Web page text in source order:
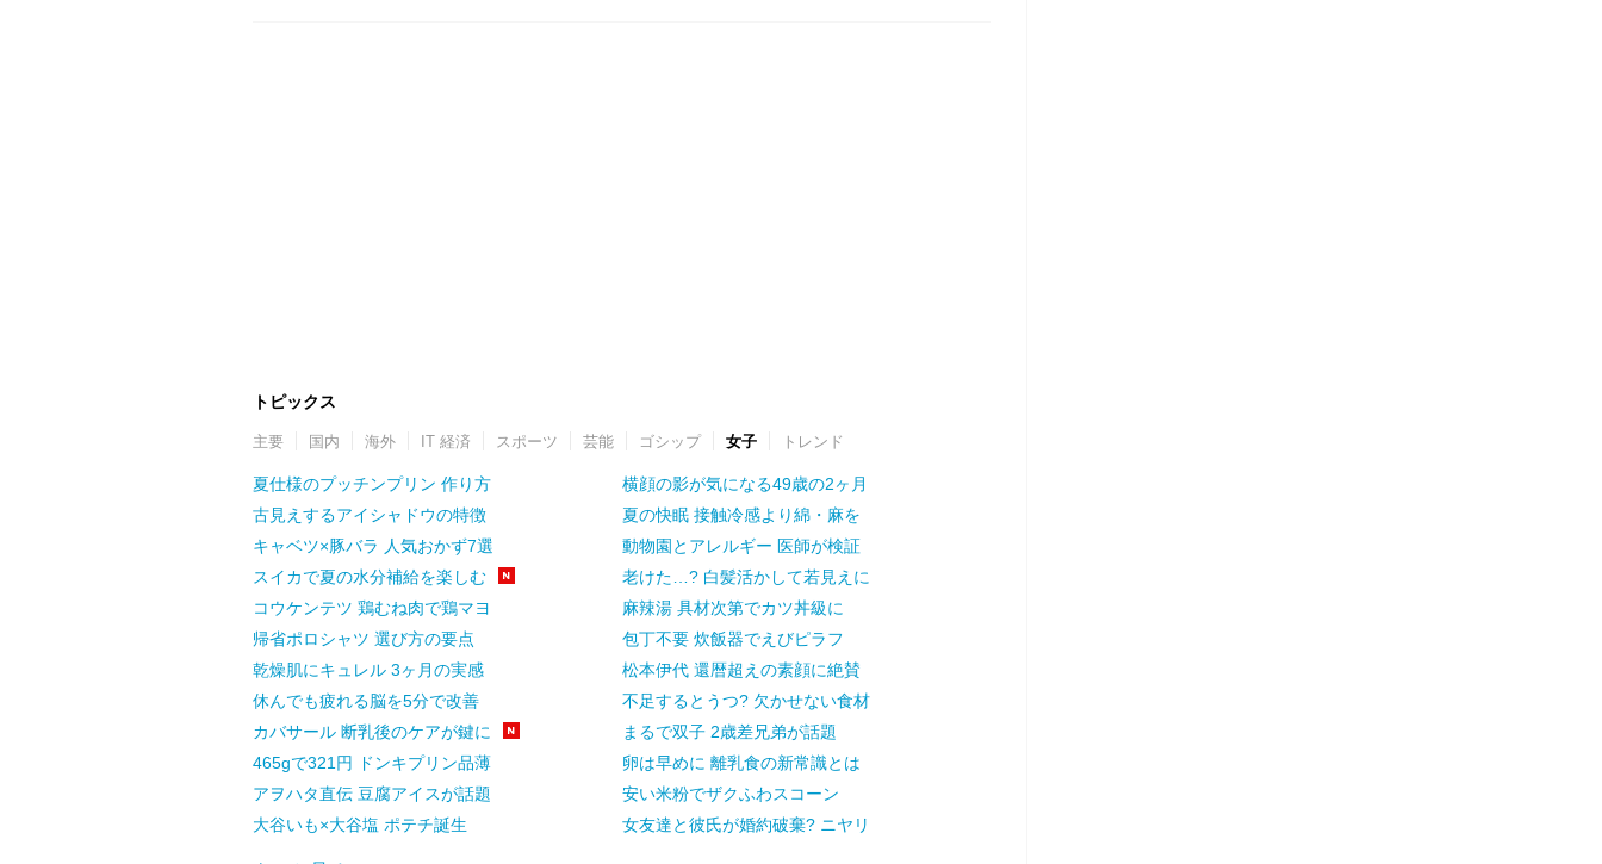
トピックス
主要 国内 海外 IT 経済 スポーツ 芸能 ゴシップ 女子 トレンド
夏仕様のプッチンプリン 作り方
古見えするアイシャドウの特徴
キャベツ×豚バラ 人気おかず7選
スイカで夏の水分補給を楽しむ
コウケンテツ 鶏むね肉で鶏マヨ
帰省ポロシャツ 選び方の要点
乾燥肌にキュレル 3ヶ月の実感
休んでも疲れる脳を5分で改善
カバサール 断乳後のケアが鍵に
465gで321円 ドンキプリン品薄
アヲハタ直伝 豆腐アイスが話題
大谷いも×大谷塩 ポテチ誕生
横顔の影が気になる49歳の2ヶ月
夏の快眠 接触冷感より綿・麻を
動物園とアレルギー 医師が検証
老けた…? 白髪活かして若見えに
麻辣湯 具材次第でカツ丼級に
包丁不要 炊飯器でえびピラフ
松本伊代 還暦超えの素顔に絶賛
不足するとうつ? 欠かせない食材
まるで双子 2歳差兄弟が話題
卵は早めに 離乳食の新常識とは
安い米粉でザクふわスコーン
女友達と彼氏が婚約破棄? ニヤリ